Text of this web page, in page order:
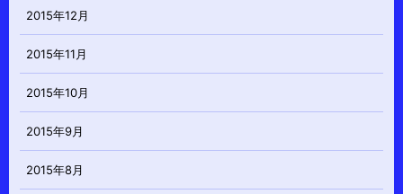
2015年12月
2015年11月
2015年10月
2015年9月
2015年8月